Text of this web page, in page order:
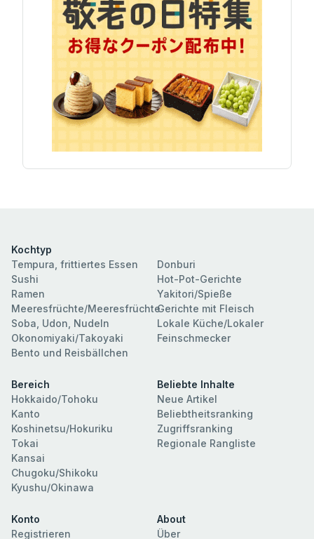
Kochtyp
Tempura, frittiertes Essen
Sushi
Ramen
Meeresfrüchte/Meeresfrüchte
Soba, Udon, Nudeln
Okonomiyaki/Takoyaki
Bento und Reisbällchen
Donburi
Hot-Pot-Gerichte
Yakitori/Spieße
Gerichte mit Fleisch
Lokale Küche/Lokaler
Feinschmecker
Bereich
Hokkaido/Tohoku
Kanto
Koshinetsu/Hokuriku
Tokai
Kansai
Chugoku/Shikoku
Kyushu/Okinawa
Beliebte Inhalte
Neue Artikel
Beliebtheitsranking
Zugriffsranking
Regionale Rangliste
Konto
Registrieren
About
Über